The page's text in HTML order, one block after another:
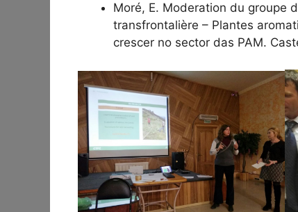
Moré, E. Moderation du groupe
transfrontalière – Plantes
crescer no sector das PAM.